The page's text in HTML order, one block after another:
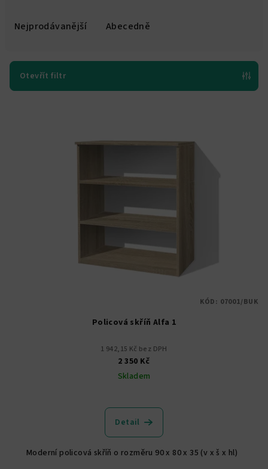
r
Nejprodávanější Abecedně
Otevřít filtr
Policová skříň Alfa 1
1 942,15 Kč bez DPH
2 350 Kč
Skladem
hodnocení
produktu
z
Detail
Moderní policová skříň o rozměru 90 x 80 x 35 (v x š x hl)
KÓD: 07001/BUK